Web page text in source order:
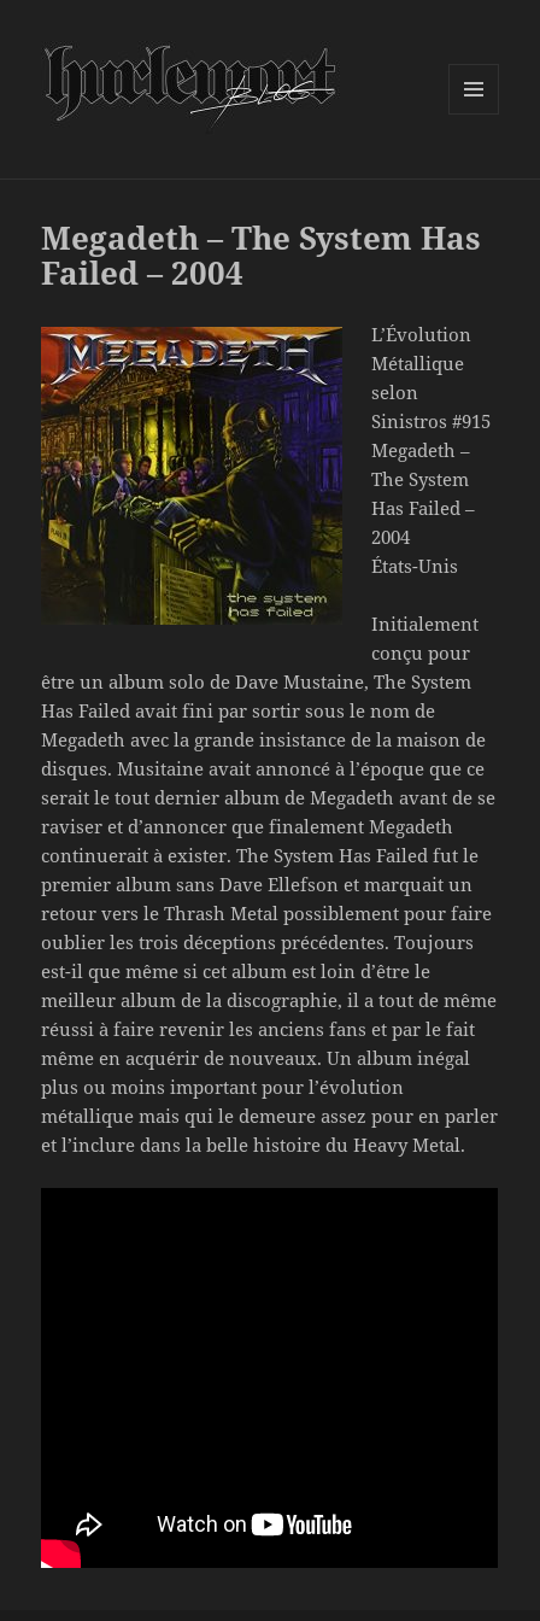
Megadeth – The System Has
Failed – 2004
L’Évolution
Métallique
selon
Sinistros #915
Megadeth –
The System
Has Failed –
2004
États-Unis
Initialement
conçu pour
être un album solo de Dave Mustaine, The System
Has Failed avait fini par sortir sous le nom de
Megadeth avec la grande insistance de la maison de
disques. Musitaine avait annoncé à l’époque que ce
serait le tout dernier album de Megadeth avant de se
raviser et d’annoncer que finalement Megadeth
continuerait à exister. The System Has Failed fut le
premier album sans Dave Ellefson et marquait un
retour vers le Thrash Metal possiblement pour faire
oublier les trois déceptions précédentes. Toujours
est-il que même si cet album est loin d’être le
meilleur album de la discographie, il a tout de même
réussi à faire revenir les anciens fans et par le fait
même en acquérir de nouveaux. Un album inégal
plus ou moins important pour l’évolution
métallique mais qui le demeure assez pour en parler
et l’inclure dans la belle histoire du Heavy Metal.